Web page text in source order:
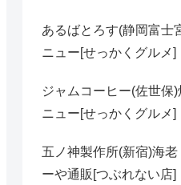
あるばとろす(静岡富士
ニュー[せっかくグルメ]
ジャムコーヒー(佐世保
ニュー[せっかくグルメ]
五ノ神製作所(新宿)海老
ーや通販[つぶれない店]